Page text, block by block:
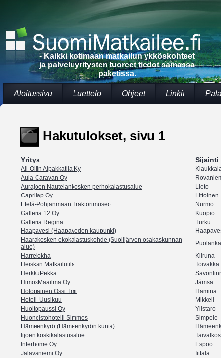
- Kaikki kotimaan matkailun ykköskohteet
ja palveluyritysten tuoreet tiedot samassa
paketissa.
Aloitussivu Luettelo Ohjeet Linkit
Hakutulokset, sivu 1
Yritys Sijainti
Ali-Ollin Alpakkatila Ky
Aula-Caravan Oy
Aurajoen Nautelankosken perhokalastusalue
Lieto
Caprilap Oy
Littoinen
Etelä-Pohjanmaan Traktorimuseo
Nurmo
Galleria 12 Oy
Kuopio
Galleria Regina
Turku
Haapavesi (Haapaveden kaupunki)
Haarakosken ekokalastuskohde (Suolijärven osakaskunnan
alue)
Puolanka
Harrejokha
Kiiruna
Heiskan Matkailutila
Toivakka
HerkkuPekka
HimosMaailma Oy
Jämsä
Holopainen Ossi Tmi
Hamina
Hotelli Uusikuu
Mikkeli
Huoltopaussi Oy
Ylistaro
Huoneistohotelli Simmes
Simpele
Hämeenkyrö (Hämeenkyrön kunta)
Iijoen koskikalastusalue
Interhome Oy
Espoo
Jalavaniemi Oy
Iittala